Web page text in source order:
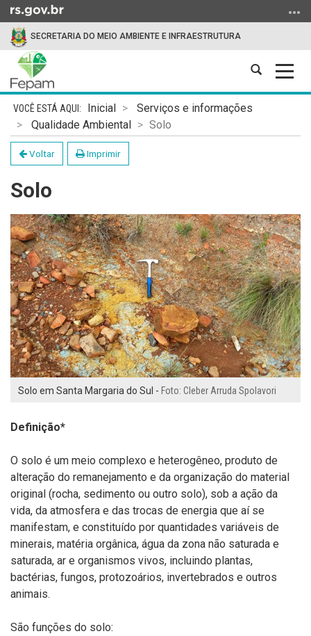
para
conteúdo
para
menu
para
busca
SECRETARIA DO MEIO AMBIENTE E INFRAESTRUTURA
Abrir
busca
Início
conteúdo
Inicial
Serviços e informações
Qualidade Ambiental
Solo
Voltar Imprimir
Solo
Solo em Santa Margaria do Sul - Foto: Cleber Arruda Spolavori
Definição*
O solo é um meio complexo e heterogêneo, produto de
alteração do remanejamento e da organização do material
original (rocha, sedimento ou outro solo), sob a ação da
vida, da atmosfera e das trocas de energia que aí se
manifestam, e constituído por quantidades variáveis de
minerais, matéria orgânica, água da zona não saturada e
saturada, ar e organismos vivos, incluindo plantas,
bactérias, fungos, protozoários, invertebrados e outros
animais.
São funções do solo: